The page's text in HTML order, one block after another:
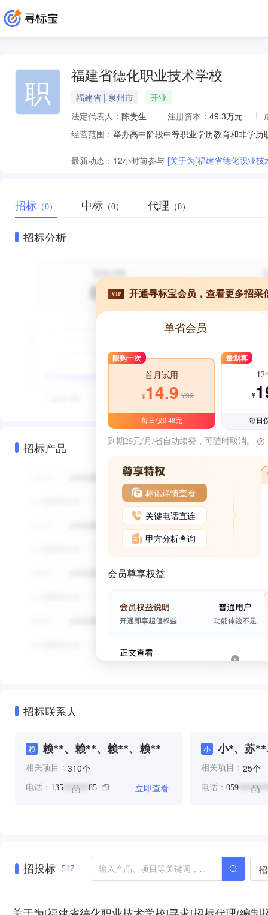
职 福建省德化职业技术学校
福建省 | 泉州市
开业
法定代表人： 陈贵生 注册资本： 49.3万元
经营范围： 举办高中阶段中等职业学历教育和非学
最新动态： 12小时前参与 [关于为[福建省德化职业
招标 （0） 中标 （0） 代理 （0）
招标分析
招标产品
VIP 开通寻标宝会员，查看更多招采
单省会员
限购一次
首月试用
¥14.9 ¥39
每日仅0.48元
最划算
12
¥
每日
到期29元/月/省自动续费，可随时取消。
标讯详情查看
关键电话直连
甲方分析查询
会员尊享权益
招标联系人
赖 赖**、赖**、赖**、赖**
相关项目： 310个
电话： 135 ****** 85 立即查看
小
小*、苏
相关项目： 25个
电话： 059
招投标 517